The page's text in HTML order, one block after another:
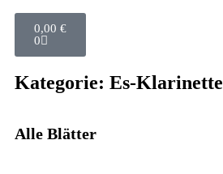
0,00 €
0
Kategorie: Es-Klarinette
Alle Blätter